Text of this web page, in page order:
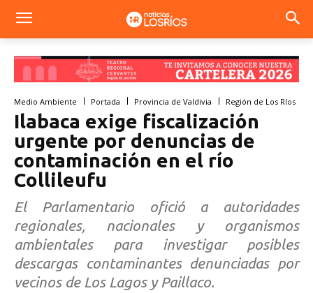
Medio Ambiente Portada Provincia de Valdivia Región de Los Ríos
Ilabaca exige fiscalización
urgente por denuncias de
contaminación en el río
Collileufu
El Parlamentario ofició a autoridades
regionales, nacionales y organismos
ambientales para investigar posibles
descargas contaminantes denunciadas por
vecinos de Los Lagos y Paillaco.